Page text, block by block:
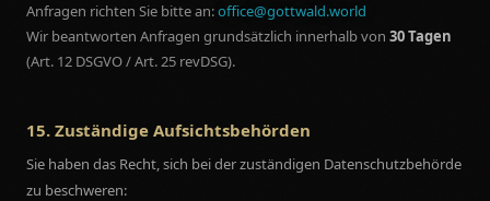
Anfragen richten Sie bitte an:office@gottwald.world
Wir beantworten Anfragen grundsätzlich innerhalb von 30 Tagen
(Art. 12 DSGVO / Art. 25 revDSG).
15. Zuständige Aufsichtsbehörden
Sie haben das Recht, sich bei der zuständigen Datenschutzbehörde
zu beschweren: